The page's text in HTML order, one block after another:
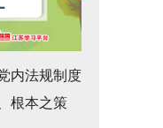
内法规制度
根本之策